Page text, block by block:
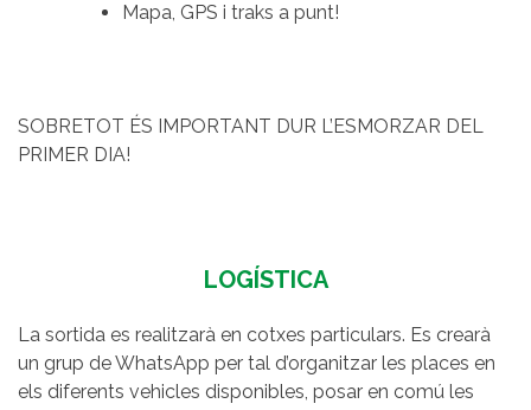
Mapa, GPS i traks a punt!
SOBRETOT ÉS IMPORTANT DUR L’ESMORZAR DEL
PRIMER DIA!
LOGÍSTICA
La sortida es realitzarà en cotxes particulars. Es crearà
un grup de WhatsApp per tal d’organitzar les places en
els diferents vehicles disponibles, posar en comú les